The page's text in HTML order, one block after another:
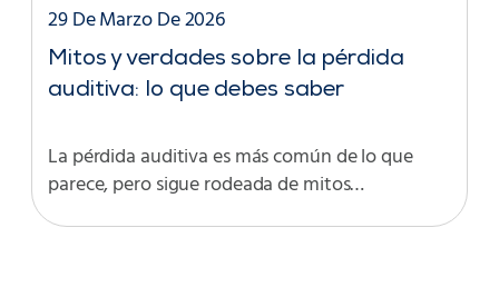
Mitos y verdades sobre la pérdida
auditiva: lo que debes saber
29 De Marzo De 2026
La pérdida auditiva es más común de lo que
parece, pero sigue rodeada de mitos…